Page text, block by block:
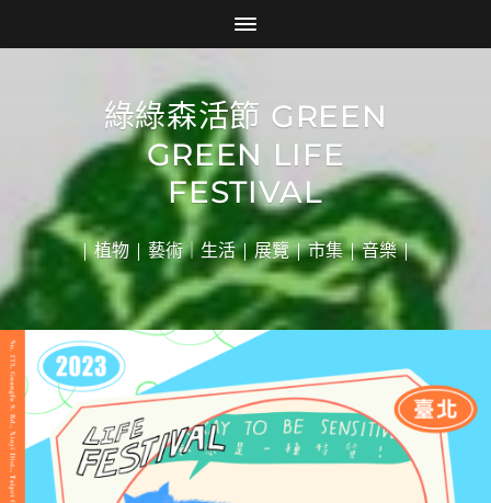
綠綠森活節 GREEN
GREEN LIFE
FESTIVAL
| 植物 | 藝術｜生活 | 展覽 | 市集 | 音樂 |